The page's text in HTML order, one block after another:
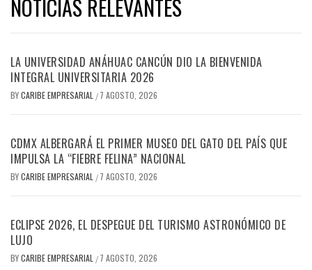
NOTICIAS RELEVANTES
LA UNIVERSIDAD ANÁHUAC CANCÚN DIO LA BIENVENIDA
INTEGRAL UNIVERSITARIA 2026
BYCARIBE EMPRESARIAL / 7 AGOSTO, 2026
CDMX ALBERGARÁ EL PRIMER MUSEO DEL GATO DEL PAÍS QUE
IMPULSA LA “FIEBRE FELINA” NACIONAL
BYCARIBE EMPRESARIAL / 7 AGOSTO, 2026
ECLIPSE 2026, EL DESPEGUE DEL TURISMO ASTRONÓMICO DE
LUJO
BYCARIBE EMPRESARIAL / 7 AGOSTO, 2026